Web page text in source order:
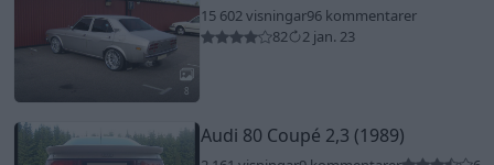
8
15 602 visningar96 kommentarer
82
2 jan. 23
Audi 80 Coupé 2,3 (1989)